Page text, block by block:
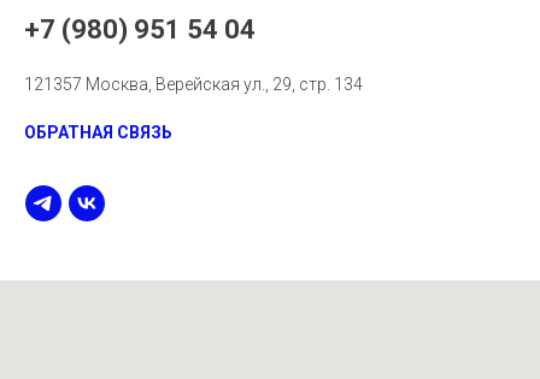
+7 (980) 951 54 04
121357 Москва, Верейская ул., 29, стр. 134
ОБРАТНАЯ СВЯЗЬ